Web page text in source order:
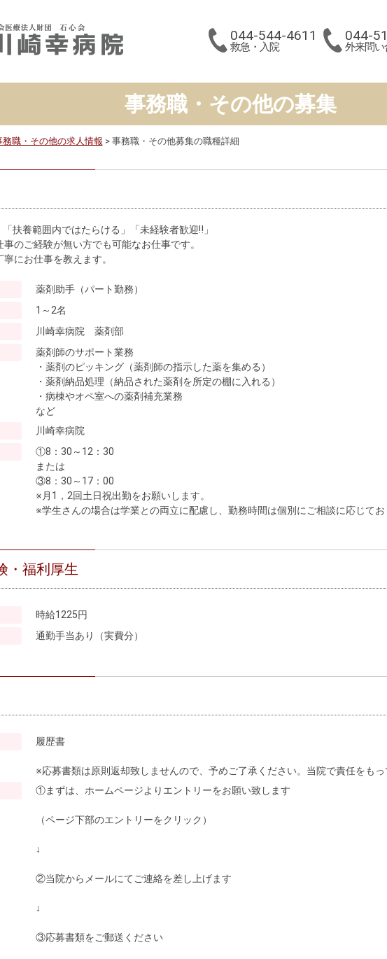
044-544-4611
救急・入院
044-
外来問い
事務職・その他の募集
務職・その他の求人情報 事務職・その他募集の職種詳細
「扶養範囲内ではたらける」「未経験者歓迎‼」
事のご経験が無い方でも可能なお仕事です。
にお仕事を教えます。
薬剤助手（パート勤務）
1～2名
川崎幸病院　薬剤部
薬剤師のサポート業務
・薬剤のピッキング（薬剤師の指示した薬を集める）
・薬剤納品処理（納品された薬剤を所定の棚に入れる）
・病棟やオペ室への薬剤補充業務
など
川崎幸病院
①8：30～12：30
または
③8：30～17：00
※月1，2回土日祝出勤をお願いします。
※学生さんの場合は学業との両立に配慮し、勤務時間は個別にご相談に応じて
・福利厚生
時給1225円
通勤手当あり（実費分）
履歴書
※応募書類は原則返却致しませんので、予めご了承ください。当院で責任をも
①まずは、ホームページよりエントリーをお願い致します
（ページ下部のエントリーをクリック）
↓
②当院からメールにてご連絡を差し上げます
↓
③応募書類をご郵送ください